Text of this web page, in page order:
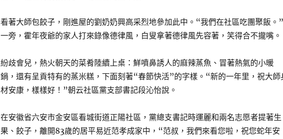
看著大師包餃子，剛進屋的劉奶奶興高采烈地參加此中。“我們在社區吃團聚飯。”
一旁，霍年夜爺的家人打來錄像德律風，白叟拿著德律風先容著，笑得合不攏嘴。
紛歧會兒，熱火朝天的菜肴陸續上桌：鮮噴鼻誘人的麻辣蒸魚、冒著熱氣的小暖
鍋，還有呈貢特有的蒸米糕，下面刻著“春節快活”的字樣。“新的一年里，祝大師
材安康，樣樣好！”朝云社區黨支部書記段沁怡說。
在安徽省六安市金安區看城街道正陽社區，黨總支書記時運麗和兩名志愿者提著生
果、餃子，離開83歲的居平易近范孝成家中，“范叔，我們來看您啦，祝您蛇年安